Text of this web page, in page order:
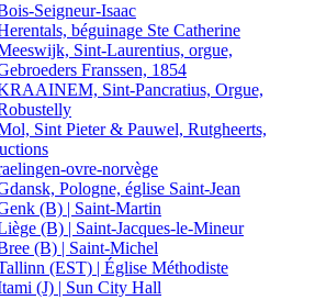
Seigneur-Isaac
béguinage Ste Catherine
Sint-Laurentius, orgue,
Franssen, 1854
Sint-Pancratius, Orgue,
Sint Pieter & Pauwel, Rutgheerts,
ovre-norvège
Pologne, église Saint-Jean
(B) | Saint-Martin
(B) | Saint-Jacques-le-Mineur
(B) | Saint-Michel
(EST) | Église Méthodiste
(J) | Sun City Hall